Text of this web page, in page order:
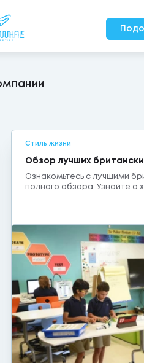
Стиль жизни
Обзор лучших
Ознакомьтесь с лучшими
полного обзора. Узнайте о